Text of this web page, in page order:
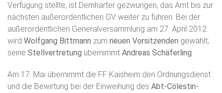
Verfügung stellte, ist Demharter gezwungen, das Amt bis zur
nächsten außerordentlichen GV weiter zu führen. Bei der
außerordentlichen Generalversammlung am 27. April 2012
wird Wolfgang Bittmann zum neuen Vorsitzenden gewählt;
seine Stellvertretung übernimmt Andreas Schäferling.
Am 17. Mai übernimmt die FF Kaisheim den Ordnungsdienst
und die Bewirtung bei der Einweihung des Abt-Cölestin-